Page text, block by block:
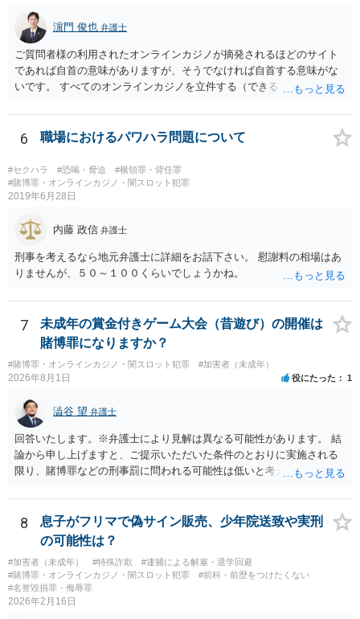
濵門 俊也 弁護士
ご質問者様の利用されたオンラインカジノが摘発されるほどのサイト
であれば自首の意味がありますが、そうでなければ自首する意味がな
いです。 すべてのオンラインカジノを立件する（できる）わけでもな
6 職場におけるパワハラ問題について
#セクハラ #恐喝・脅迫
#横領罪・背任罪
#賭博罪・オンラインカジノ・闇スロット犯罪
2019年6月28日
内藤 政信 弁護士
刑事を考えるなら地元弁護士に詳細をお話下さい。 慰謝料の相場はあ
りませんが、５０～１００くらいでしょうかね。
7
未成年の賞金付きゲーム大会（昔遊び）の開催は
賭博罪になりますか？
#賭博罪・オンラインカジノ・闇スロット犯罪 #加害者（未成年）
2026年8月1日 役にたった 1
澁谷 望 弁護士
回答いたします。※弁護士により見解は異なる可能性があります。 結
論から申し上げますと、ご提示いただいた条件のとおりに実施される
限り、賭博罪などの刑事罰に問われる可能性は低いと考えられます
答】 賭博罪は、参加者が互いに財物を賭けてその得喪を争う場合に成
立します。 質問者様がご自身のポケットマネーから懸賞として賞金を
出し、参加者からの参加費が全額会場レンタル費用に充てられて賞金
原資と完全に分離されている場合、参加者が自らの財物を失うリスク
が存在しないため賭博罪には該当しないとする見解が一般的です。ま
た、利益を得る目的もないため賭博場開帳図利罪も成立しないと考え
られます。 【質問2への回答】 刑事上の問題は生じにくいものの、民
8
息子がフリマで偽サイン販売、少年院送致や実刑
の可能性は？
#加害者（未成年） #特殊詐欺
#逮捕による解雇・退学回避
#賭博罪・オンラインカジノ・闇スロット犯罪
#前科・前歴をつけたくない
#名誉毀損罪・侮辱罪
2026年2月16日